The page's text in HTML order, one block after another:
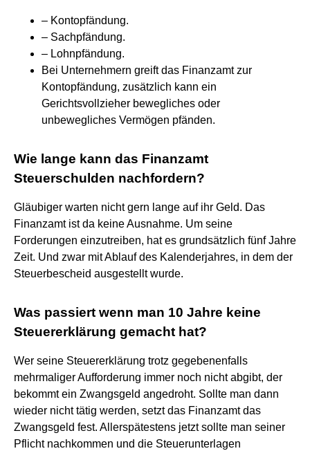
– Kontopfändung.
– Sachpfändung.
– Lohnpfändung.
Bei Unternehmern greift das Finanzamt zur
Kontopfändung, zusätzlich kann ein
Gerichtsvollzieher bewegliches oder
unbewegliches Vermögen pfänden.
Wie lange kann das Finanzamt
Steuerschulden nachfordern?
Gläubiger warten nicht gern lange auf ihr Geld. Das
Finanzamt ist da keine Ausnahme. Um seine
Forderungen einzutreiben, hat es grundsätzlich fünf Jahre
Zeit. Und zwar mit Ablauf des Kalenderjahres, in dem der
Steuerbescheid ausgestellt wurde.
Was passiert wenn man 10 Jahre keine
Steuererklärung gemacht hat?
Wer seine Steuererklärung trotz gegebenenfalls
mehrmaliger Aufforderung immer noch nicht abgibt, der
bekommt ein Zwangsgeld angedroht. Sollte man dann
wieder nicht tätig werden, setzt das Finanzamt das
Zwangsgeld fest. Allerspätestens jetzt sollte man seiner
Pflicht nachkommen und die Steuerunterlagen